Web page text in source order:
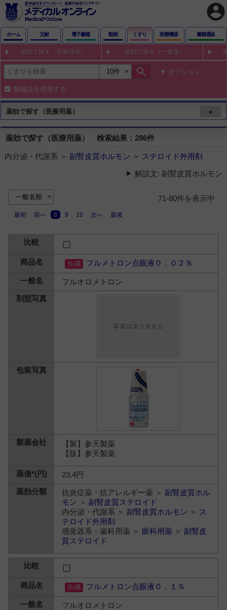
account_circle
ホーム 文献 電子書籍 動画 くすり 医療機器 書籍通販
薬効で探す（医療用薬） 薬効で探す（一般薬）
search オプション
類義語を使用する
薬効で探す（医療用薬） ▼
薬効で探す（医療用薬） 検索結果：286件
内分泌・代謝系 ＞ 副腎皮質ホルモン ＞ ステロイド外用剤
解説文: 副腎皮質ホルモン
71-80件を表示中
最初 前へ 8 9 10 次へ 最後
フルメトロン点眼液０．０２％
フルオロメトロン
【製】参天製薬
【販】参天製薬
23.4円
抗炎症薬・抗アレルギー薬 ＞ 副腎皮質ホル
モン ＞ 副腎皮質ステロイド
内分泌・代謝系 ＞ 副腎皮質ホルモン ＞ ス
テロイド外用剤
感覚器系・歯科用薬 ＞ 眼科用薬 ＞ 副腎皮
質ステロイド
フルメトロン点眼液０．１％
フルオロメトロン